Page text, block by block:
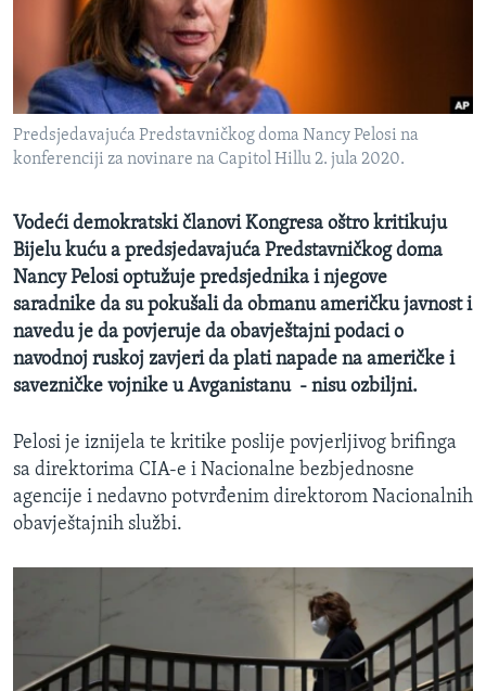
MAGAZIN
O GLASU AMERIKE
Learning English
PRATITE NAS
Jezici
Predsjedavajuća Predstavničkog doma Nancy Pelosi na
konferenciji za novinare na Capitol Hillu 2. jula 2020.
Vodeći demokratski članovi Kongresa oštro kritikuju
Bijelu kuću a predsjedavajuća Predstavničkog doma
Nancy Pelosi optužuje predsjednika i njegove
saradnike da su pokušali da obmanu američku javnost i
navedu je da povjeruje da obavještajni podaci o
navodnoj ruskoj zavjeri da plati napade na američke i
savezničke vojnike u Avganistanu - nisu ozbiljni.
Pelosi je iznijela te kritike poslije povjerljivog brifinga
sa direktorima CIA-e i Nacionalne bezbjednosne
agencije i nedavno potvrđenim direktorom Nacionalnih
obavještajnih službi.